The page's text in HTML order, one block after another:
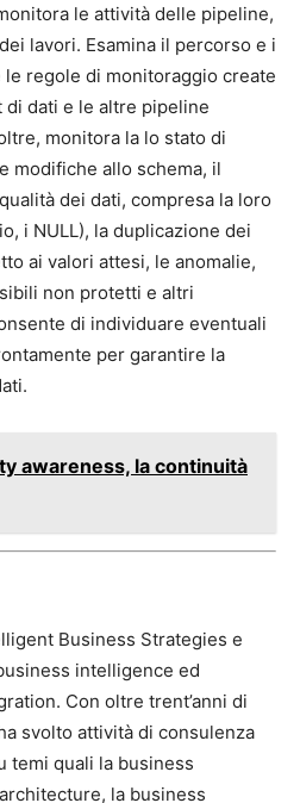
le attività delle pipeline,
lavori. Esamina il percorso e i
regole di monitoraggio create
dati e le altre pipeline
monitora la lo stato di
modifiche allo schema, il
dei dati, compresa la loro
i NULL), la duplicazione dei
ai valori attesi, le anomalie,
non protetti e altri
di individuare eventuali
per garantire la
awareness, la continuità
Business Strategies e
intelligence ed
Con oltre trent’anni di
svolto attività di consulenza
temi quali la business
la business